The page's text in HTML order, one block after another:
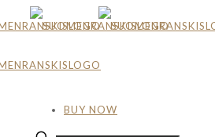
BUY NOW